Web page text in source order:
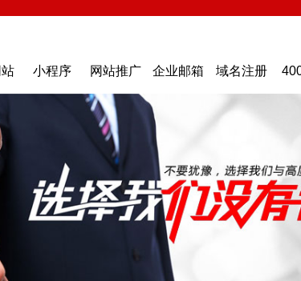
小程序 网站推广 企业邮箱 域名注册